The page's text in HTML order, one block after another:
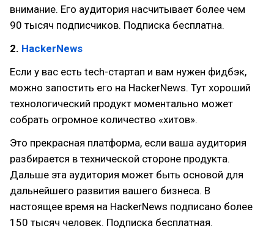
внимание. Его аудитория насчитывает более чем
90 тысяч подписчиков. Подписка бесплатна.
2. HackerNews
Если у вас есть tech-стартап и вам нужен фидбэк,
можно запостить его на HackerNews. Тут хороший
технологический продукт моментально может
собрать огромное количество «хитов».
Это прекрасная платформа, если ваша аудитория
разбирается в технической стороне продукта.
Дальше эта аудитория может быть основой для
дальнейшего развития вашего бизнеса. В
настоящее время на HackerNews подписано более
150 тысяч человек. Подписка бесплатная.